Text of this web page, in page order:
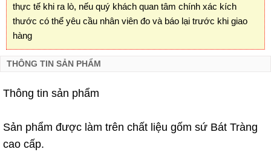
thực tế khi ra lò, nếu quý khách quan tâm chính xác kích
thước có thể yêu cầu nhân viên đo và báo lại trước khi giao
hàng
THÔNG TIN SẢN PHẨM
Thông tin sản phẩm
Sản phẩm được làm trên chất liệu gốm sứ Bát Tràng
cao cấp.